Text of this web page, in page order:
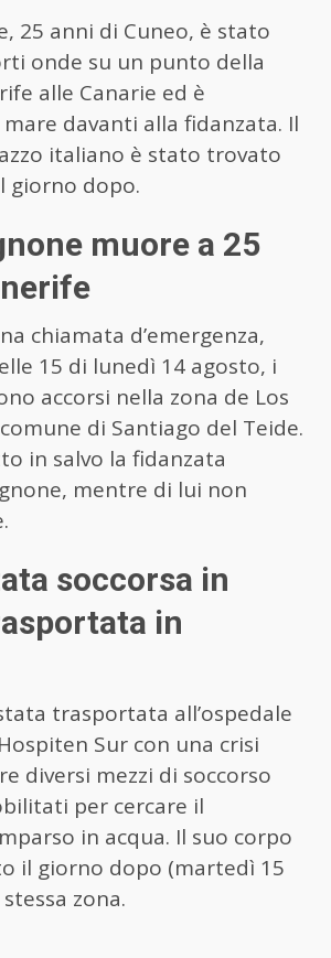
25 anni di Cuneo, è stato
onde su un punto della
alle Canarie ed è
davanti alla fidanzata. Il
italiano è stato trovato
giorno dopo.
muore a 25
chiamata d’emergenza,
15 di lunedì 14 agosto, i
accorsi nella zona de Los
di Santiago del Teide.
in salvo la fidanzata
mentre di lui non
soccorsa in
in
trasportata all’ospedale
Sur con una crisi
diversi mezzi di soccorso
per cercare il
in acqua. Il suo corpo
il giorno dopo (martedì 15
zona.